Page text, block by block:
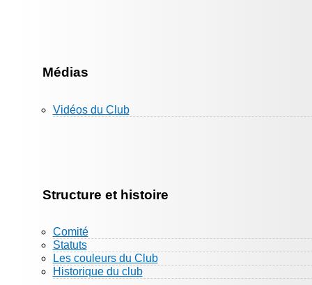
Médias
Vidéos du Club
Structure et histoire
Comité
Statuts
Les couleurs du Club
Historique du club